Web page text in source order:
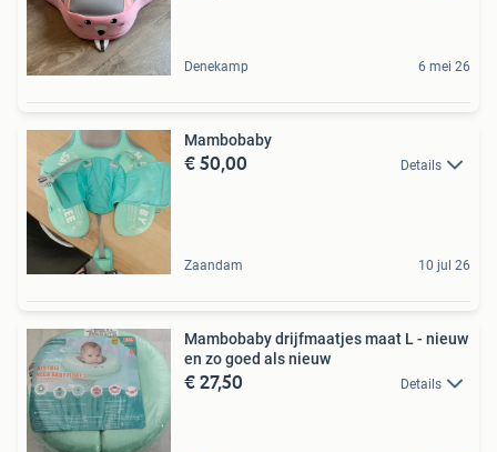
Denekamp 6 mei 26
Mambobaby
€ 50,00 Details
Zaandam 10 jul 26
Mambobaby drijfmaatjes maat L - nieuw
en zo goed als nieuw
€ 27,50 Details